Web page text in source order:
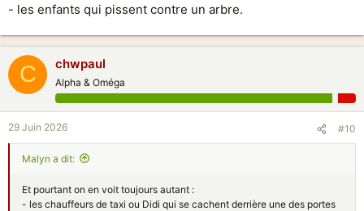
- les enfants qui pissent contre un arbre.
C chwpaul
Alpha & Oméga
29 Juin 2026 #10
Malyn a dit:
Et pourtant on en voit toujours autant :
- les chauffeurs de taxi ou Didi qui se cachent derrière une des portes